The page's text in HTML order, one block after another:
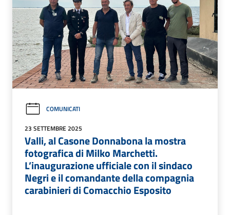
COMUNICATI
23 SETTEMBRE 2025
Valli, al Casone Donnabona la mostra
fotografica di Milko Marchetti.
L’inaugurazione ufficiale con il sindaco
Negri e il comandante della compagnia
carabinieri di Comacchio Esposito